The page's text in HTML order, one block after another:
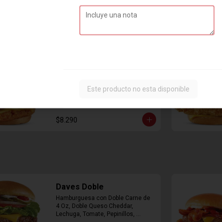
Sandwich con Pechuga de Pollo,
$8.290
Daves Doble
Hamburguesa con Doble Carne de
4 Oz, Doble Queso Cheddar,
Lechuga, Tomate, Pepinillos,
Este producto no esta disponible